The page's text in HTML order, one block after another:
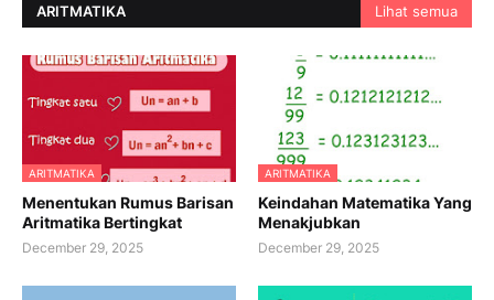
ARITMATIKA Lihat semua
ARITMATIKA
Menentukan Rumus Barisan
Aritmatika Bertingkat
December 29, 2025
ARITMATIKA
Keindahan Matematika Yang
Menakjubkan
December 29, 2025